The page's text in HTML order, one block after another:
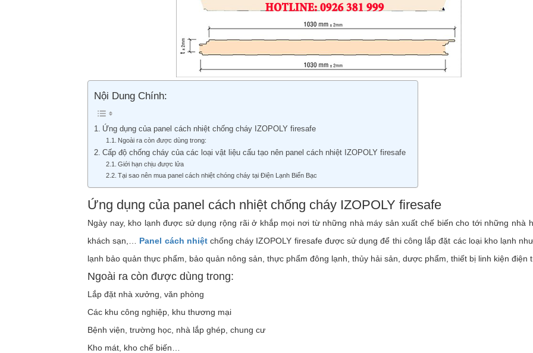
Nội Dung Chính:
Ứng dụng của panel cách nhiệt chống cháy IZOPOLY firesafe
Ngoài ra còn được dùng trong:
Cấp độ chống cháy của các loại vật liệu cấu tạo nên panel cách nhiệt IZOPOLY firesafe
Giới hạn chịu được lửa
Tại sao nên mua panel cách nhiệt chóng cháy tại Điện Lạnh Biển Bạc
Ứng dụng của panel cách nhiệt chống cháy IZOPOLY firesafe
Ngày nay, kho lạnh được sử dụng rộng rãi ở khắp mọi nơi từ những nhà máy sản xuất chế biến cho tới những nhà
khách sạn,… Panel cách nhiệtchống cháy IZOPOLY firesafe được sử dụng để thi công lắp đặt các loại kho lạnh
lạnh bảo quản thực phẩm, bảo quản nông sản, thực phẩm đông lạnh, thủy hải sản, dược phẩm, thiết bị linh kiện
Ngoài ra còn được dùng trong:
Lắp đặt nhà xưởng, văn phòng
Các khu công nghiệp, khu thương mại
Bệnh viện, trường học, nhà lắp ghép, chung cư
Kho mát, kho chế biến…